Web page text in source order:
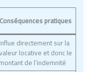
Conséquences pratiques
Influe directement sur la
locative et donc le
montant de l’indemnité